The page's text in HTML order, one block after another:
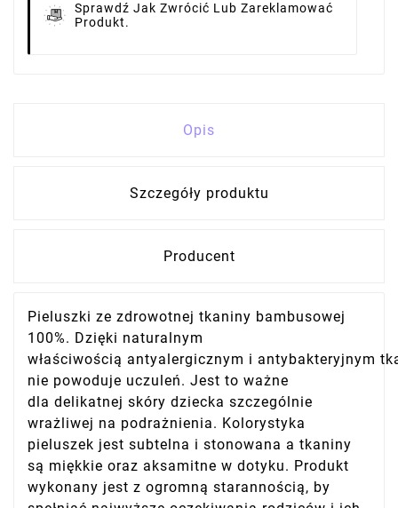
Sprawdź Jak Zwrócić Lub Zareklamować
Produkt.
Opis
Szczegóły produktu
Producent
Pieluszki ze zdrowotnej tkaniny bambusowej
100%. Dzięki naturalnym
właściwością antyalergicznym i antybakteryjnym
nie powoduje uczuleń. Jest to ważne
dla delikatnej skóry dziecka szczególnie
wrażliwej na podrażnienia. Kolorystyka
pieluszek jest subtelna i stonowana a tkaniny
są miękkie oraz aksamitne w dotyku. Produkt
wykonany jest z ogromną starannością, by